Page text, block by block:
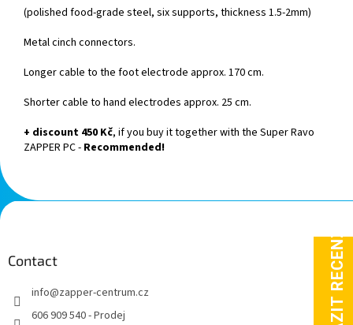
(polished food-grade steel, six supports, thickness 1.5-2mm)
Metal cinch connectors.
Longer cable to the foot electrode approx. 170 cm.
Shorter cable to hand electrodes approx. 25 cm.
+ discount 450 Kč, if you buy it together with the Super Ravo
ZAPPER PC - Recommended!
F
o
Contact
info@zapper-centrum.cz
606 909 540 - Prodej